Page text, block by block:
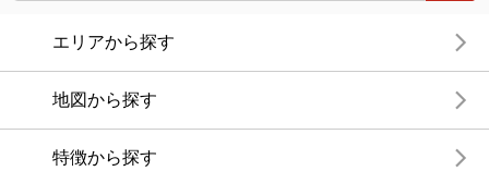
エリアから探す
地図から探す
特徴から探す